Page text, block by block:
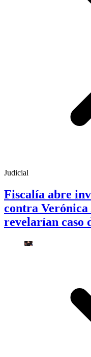
Judicial
Fiscalía abre
contra Verónica
revelarían caso